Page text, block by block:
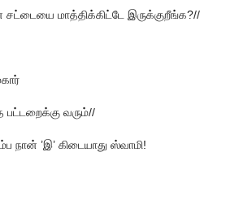
சட்டையை மாத்திக்கிட்டே இருக்குறீங்க?//
வரும்//
நான் ’இ’ கிடையாது ஸ்வாமி!